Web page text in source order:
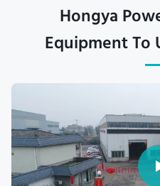
Hongya
Equipment